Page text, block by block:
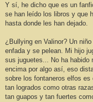
Y sí, he dicho que es un
se han leído los libros y que
hasta donde les han dejado.
¿Bullying en Valinor? Un
enfada y se pelean. Mi hijo
sus juguetes... No ha habido
encima por algo así, eso
sobre los fontaneros elfos
tan logrados como otras
tan guapos y tan fuertes